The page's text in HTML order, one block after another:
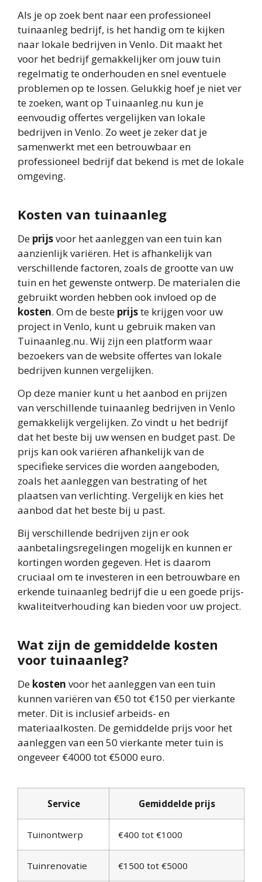
Als je op zoek bent naar een professioneel
tuinaanleg bedrijf, is het handig om te kijken
naar lokale bedrijven in Venlo. Dit maakt het
voor het bedrijf gemakkelijker om jouw tuin
regelmatig te onderhouden en snel eventuele
problemen op te lossen. Gelukkig hoef je niet ver
te zoeken, want op Tuinaanleg.nu kun je
eenvoudig offertes vergelijken van lokale
bedrijven in Venlo. Zo weet je zeker dat je
samenwerkt met een betrouwbaar en
professioneel bedrijf dat bekend is met de lokale
omgeving.
Kosten van tuinaanleg
De prijsvoor het aanleggen van een tuin kan
aanzienlijk variëren. Het is afhankelijk van
verschillende factoren, zoals de grootte van uw
tuin en het gewenste ontwerp. De materialen die
gebruikt worden hebben ook invloed op de
kosten. Om de beste prijste krijgen voor uw
project in Venlo, kunt u gebruik maken van
Tuinaanleg.nu. Wij zijn een platform waar
bezoekers van de website offertes van lokale
bedrijven kunnen vergelijken.
Op deze manier kunt u het aanbod en prijzen
van verschillende tuinaanleg bedrijven in Venlo
gemakkelijk vergelijken. Zo vindt u het bedrijf
dat het beste bij uw wensen en budget past. De
prijs kan ook variëren afhankelijk van de
specifieke services die worden aangeboden,
zoals het aanleggen van bestrating of het
plaatsen van verlichting. Vergelijk en kies het
aanbod dat het beste bij u past.
Bij verschillende bedrijven zijn er ook
aanbetalingsregelingen mogelijk en kunnen er
kortingen worden gegeven. Het is daarom
cruciaal om te investeren in een betrouwbare en
erkende tuinaanleg bedrijf die u een goede prijs-
kwaliteitverhouding kan bieden voor uw project.
Wat zijn de gemiddelde kosten
voor tuinaanleg?
De kosten voor het aanleggen van een tuin
kunnen variëren van €50 tot €150 per vierkante
meter. Dit is inclusief arbeids- en
materiaalkosten. De gemiddelde prijs voor het
aanleggen van een 50 vierkante meter tuin is
ongeveer €4000 tot €5000 euro.
Service Gemiddelde prijs
Tuinontwerp €400 tot €1000
Tuinrenovatie €1500 tot €5000